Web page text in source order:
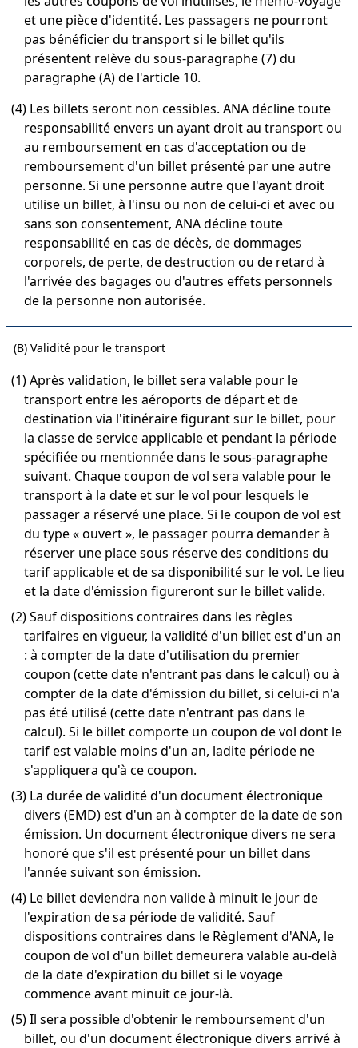
et une pièce d'identité. Les passagers ne pourront
pas bénéficier du transport si le billet qu'ils
présentent relève du sous-paragraphe (7) du
paragraphe (A) de l'article 10.
(4) Les billets seront non cessibles. ANA décline toute
responsabilité envers un ayant droit au transport ou
au remboursement en cas d'acceptation ou de
remboursement d'un billet présenté par une autre
personne. Si une personne autre que l'ayant droit
utilise un billet, à l'insu ou non de celui-ci et avec ou
sans son consentement, ANA décline toute
responsabilité en cas de décès, de dommages
corporels, de perte, de destruction ou de retard à
l'arrivée des bagages ou d'autres effets personnels
de la personne non autorisée.
(B) Validité pour le transport
(1) Après validation, le billet sera valable pour le
transport entre les aéroports de départ et de
destination via l'itinéraire figurant sur le billet, pour
la classe de service applicable et pendant la période
spécifiée ou mentionnée dans le sous-paragraphe
suivant. Chaque coupon de vol sera valable pour le
transport à la date et sur le vol pour lesquels le
passager a réservé une place. Si le coupon de vol est
du type « ouvert », le passager pourra demander à
réserver une place sous réserve des conditions du
tarif applicable et de sa disponibilité sur le vol. Le lieu
et la date d'émission figureront sur le billet valide.
(2) Sauf dispositions contraires dans les règles
tarifaires en vigueur, la validité d'un billet est d'un an
: à compter de la date d'utilisation du premier
coupon (cette date n'entrant pas dans le calcul) ou à
compter de la date d'émission du billet, si celui-ci n'a
pas été utilisé (cette date n'entrant pas dans le
calcul). Si le billet comporte un coupon de vol dont le
tarif est valable moins d'un an, ladite période ne
s'appliquera qu'à ce coupon.
(3) La durée de validité d'un document électronique
divers (EMD) est d'un an à compter de la date de son
émission. Un document électronique divers ne sera
honoré que s'il est présenté pour un billet dans
l'année suivant son émission.
(4) Le billet deviendra non valide à minuit le jour de
l'expiration de sa période de validité. Sauf
dispositions contraires dans le Règlement d'ANA, le
coupon de vol d'un billet demeurera valable au-delà
de la date d'expiration du billet si le voyage
commence avant minuit ce jour-là.
(5) Il sera possible d'obtenir le remboursement d'un
billet, ou d'un document électronique divers arrivé à